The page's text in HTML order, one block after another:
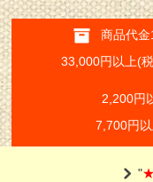
商品代
33,000円以上(
2,200円
7,700円
"